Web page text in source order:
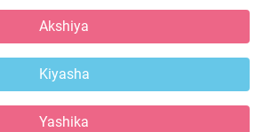
Akshiya
Kiyasha
Yashika